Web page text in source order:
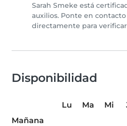
Sarah Smeke está
auxilios. Ponte en
directamente para
Disponibilidad
Lu Ma Mi
Mañana